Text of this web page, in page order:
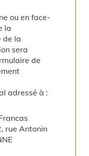
ou en face-
la
de la
sera
de
adressé à :
rue Antonin